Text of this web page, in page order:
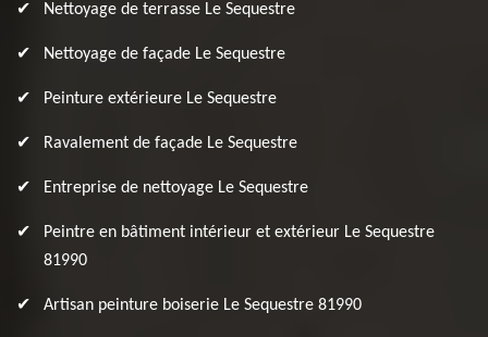
Nettoyage de terrasse Le Sequestre
Nettoyage de façade Le Sequestre
Peinture extérieure Le Sequestre
Ravalement de façade Le Sequestre
Entreprise de nettoyage Le Sequestre
Peintre en bâtiment intérieur et extérieur Le Sequestre
81990
Artisan peinture boiserie Le Sequestre 81990